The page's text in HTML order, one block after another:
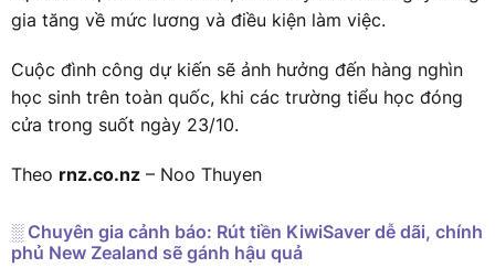
gia tăng về mức lương và điều kiện làm việc.
Cuộc đình công dự kiến sẽ ảnh hưởng đến hàng nghìn
học sinh trên toàn quốc, khi các trường tiểu học đóng
cửa trong suốt ngày 23/10.
Theo rnz.co.nz – Noo Thuyen
░ Chuyên gia cảnh báo: Rút tiền KiwiSaver dễ dãi, chính
phủ New Zealand sẽ gánh hậu quả